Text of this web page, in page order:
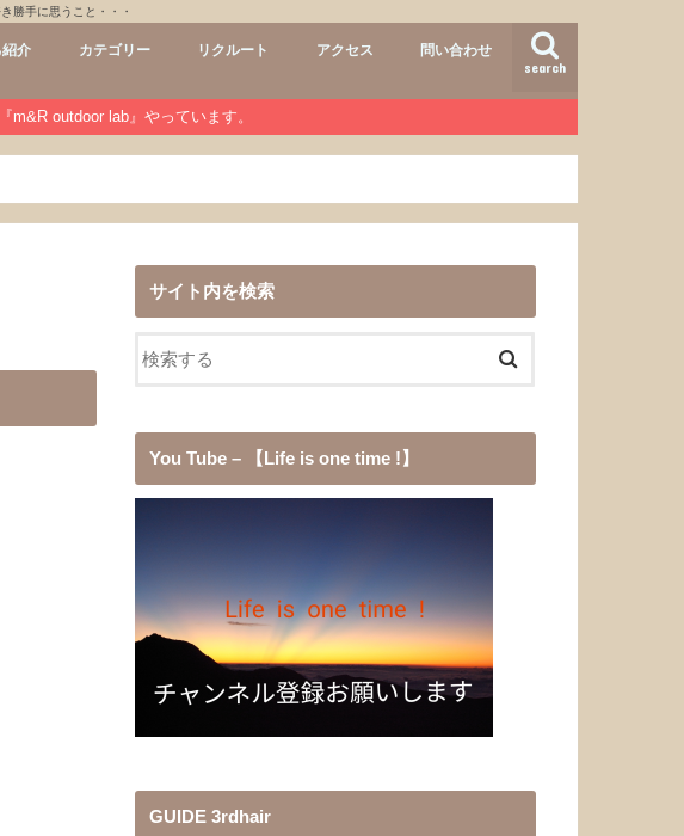
勝手に思うこと・・・
search
紹介 カテゴリー
GUIDE 3rdhair おすすめメニュー
ヘアースタイル
商品
m&R outdoor lab ワンコ
道具
private 愛犬チョコ
渓流釣り
登山
未分類
リクルート アクセス 問い合わせ
outdoor lab』やっています。
サイト内を検索
You Tube – 【Life is one time !】
GUIDE 3rdhair